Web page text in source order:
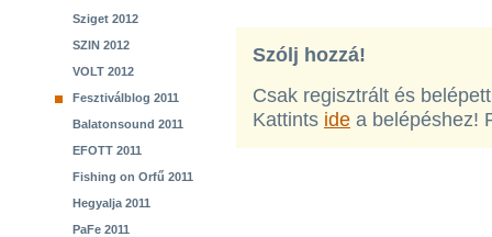
Sziget 2012
SZIN 2012
VOLT 2012
Fesztiválblog 2011
Balatonsound 2011
EFOTT 2011
Fishing on Orfű 2011
Hegyalja 2011
PaFe 2011
Szólj hozzá!
Csak regisztrált és
Kattints ide a belépéshez!